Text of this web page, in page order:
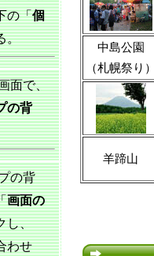
の「個
。
面で、
の背
の背
画面の
し、
わせ
中島公園
（札幌祭り
羊蹄山